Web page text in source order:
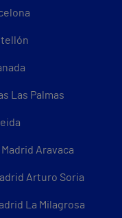
Las Palmas
Aravaca
Arturo Soria
La Milagrosa